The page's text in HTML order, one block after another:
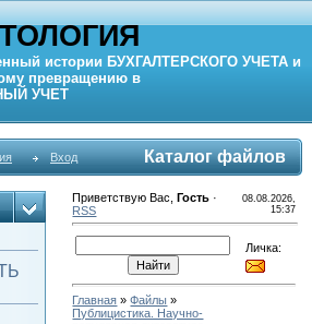
истории БУХГАЛТЕРСКОГО УЧЕТА и
превращению в
УЧЕТ
Вход Каталог файлов
Приветствую Вас ,Гость ·
RSS
08.08.2026,
15:37
Личка:
Главная »Файлы »
Публицистика. Научно-